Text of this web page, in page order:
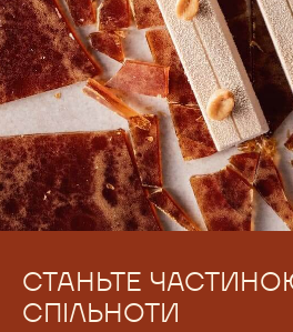
СТАНЬТЕ
СПІЛЬНОТИ